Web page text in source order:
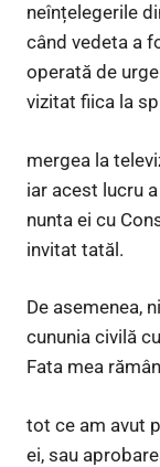
neînțelegerile
când vedeta a
operată de
vizitat fiica la
mergea la
iar acest lucru
nunta ei cu
invitat tatăl.
De asemenea,
cununia civilă
Fata mea
tot ce am avut
ei, sau